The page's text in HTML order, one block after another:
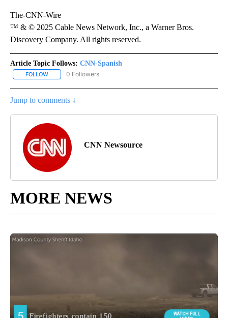
The-CNN-Wire
™ & © 2025 Cable News Network, Inc., a Warner Bros.
Discovery Company. All rights reserved.
Article Topic Follows: CNN-Spanish
FOLLOW FOLLOW "CNN-SPANISH" TO RECEIVE NOTIFICATIONS ABOUT
0 Followers
Jump to comments ↓
CNN Newsource
MORE NEWS